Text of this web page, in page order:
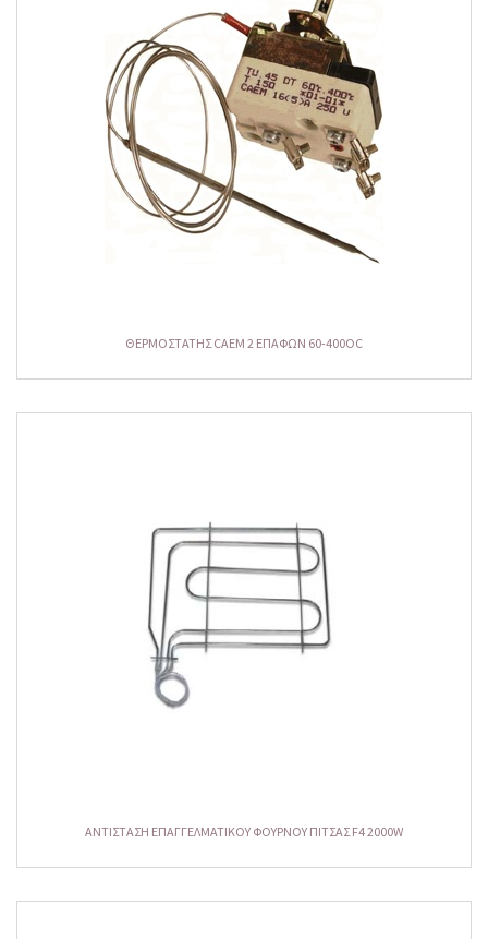
ΘΕΡΜΟΣΤΑΤΗΣ CAEM 2 ΕΠΑΦΩΝ 60-400OC
ΑΝΤΙΣΤΑΣΗ ΕΠΑΓΓΕΛΜΑΤΙΚΟΥ ΦΟΥΡΝΟΥ ΠΙΤΣΑΣ F4 2000W